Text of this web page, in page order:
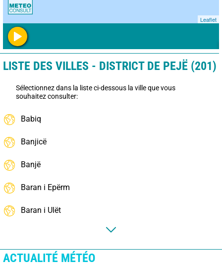
Leaflet
LISTE DES VILLES - DISTRICT DE PEJË (201)
Sélectionnez dans la liste ci-dessous la ville que vous
souhaitez consulter:
Babiq
Banjicë
Banjë
Baran i Epërm
Baran i Ulët
ACTUALITÉ MÉTÉO